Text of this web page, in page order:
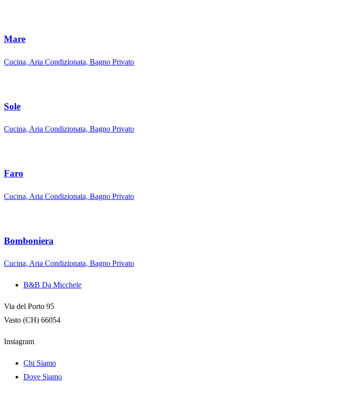
Mare
Cucina, Aria Condizionata, Bagno Privato
Sole
Cucina, Aria Condizionata, Bagno Privato
Faro
Cucina, Aria Condizionata, Bagno Privato
Bomboniera
Cucina, Aria Condizionata, Bagno Privato
B&B Da Micchele
Via del Porto 95
Vasto (CH) 66054
Instagram
Chi Siamo
Dove Siamo